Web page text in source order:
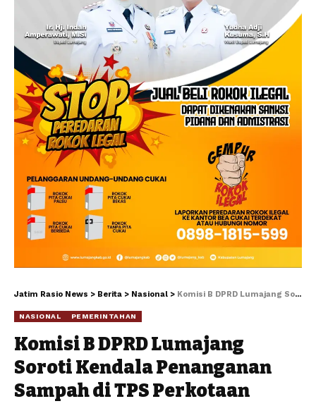
Jatim Rasio News > Berita > Nasional > Komisi B DPRD Lumajang Soroti Kendala Penanganan Sampah di TPS Perkotaan
NASIONAL PEMERINTAHAN
Komisi B DPRD Lumajang
Soroti Kendala Penanganan
Sampah di TPS Perkotaan